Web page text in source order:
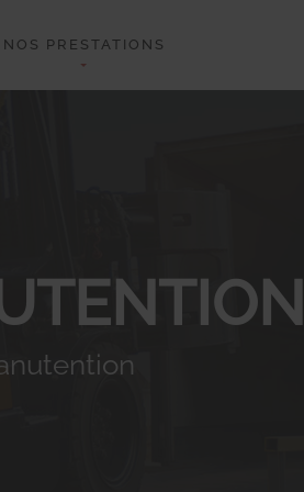
NOS PRESTATIONS